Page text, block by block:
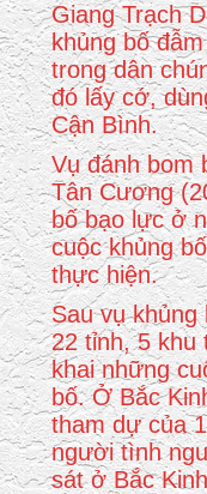
Giang Trạch
khủng bố
trong dân
đó lấy cớ,
Cận Bình.
Vụ đánh bom
Tân Cương
bố bạo lực ở
cuộc khủng
thực hiện.
Sau vụ
22 tỉnh, 5 khu
khai những
bố. Ở Bắc
tham dự của
người tình
sát ở Bắc